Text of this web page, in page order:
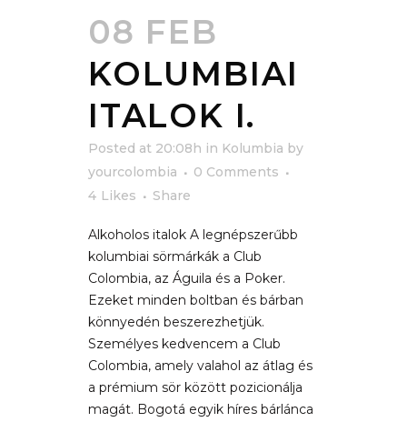
08 FEB
KOLUMBIAI
ITALOK I.
Posted at 20:08h in Kolumbia by
yourcolombia
0 Comments
4 Likes Share
Alkoholos italok A legnépszerűbb
kolumbiai sörmárkák a Club
Colombia, az Águila és a Poker.
Ezeket minden boltban és bárban
könnyedén beszerezhetjük.
Személyes kedvencem a Club
Colombia, amely valahol az átlag és
a prémium sör között pozicionálja
magát. Bogotá egyik híres bárlánca